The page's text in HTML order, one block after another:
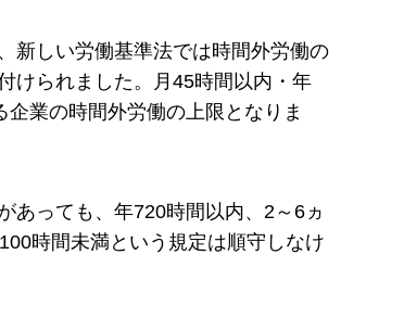
新しい労働基準法では時間外労働の
けられました。月45時間以内・年
業の時間外労働の上限となりま
あっても、年720時間以内、2～6ヵ
時間未満という規定は順守しなけ